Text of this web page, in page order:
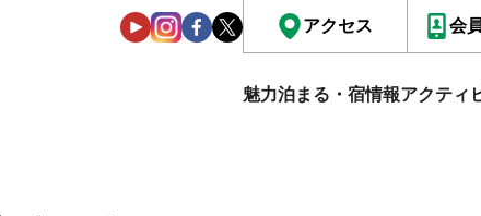
アクセス 会
魅力泊まる・宿情報アクティ